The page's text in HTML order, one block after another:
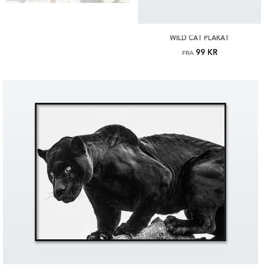
WILD CAT PLAKAT
FRA 99 KR